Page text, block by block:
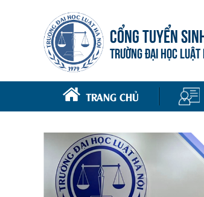
CỔNG TUYỂN
TRƯỜNG ĐẠI HỌC
TRANG CHỦ